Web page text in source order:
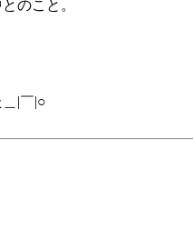
のこと。
|￣|○